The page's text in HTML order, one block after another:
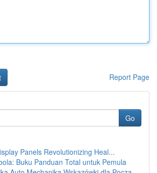
Report Page
Go
Panels Revolutionizing Heal...
Buku Panduan Total untuk Pemula